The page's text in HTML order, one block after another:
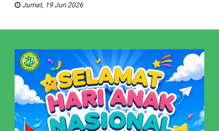
Jumat, 19 Jun 2026